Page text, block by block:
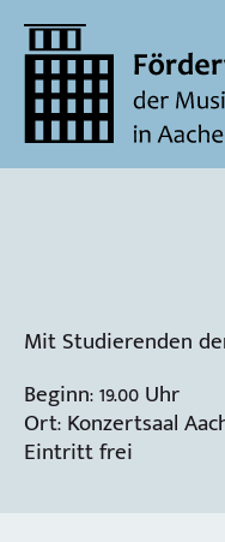
Mit Studierenden
Beginn: 19.00 Uhr
Ort: Konzertsaal
Eintritt frei